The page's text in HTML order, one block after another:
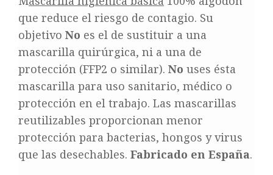
que reduce el riesgo de contagio. Su
objetivo No es el de sustituir a una
mascarilla quirúrgica, ni a una de
protección (FFP2 o similar). No uses ésta
mascarilla para uso sanitario, médico o
protección en el trabajo. Las mascarillas
reutilizables proporcionan menor
protección para bacterias, hongos y virus
que las desechables. Fabricado en España.